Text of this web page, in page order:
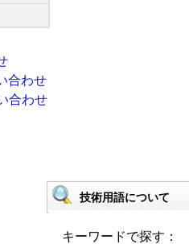
技術用語について
キーワードで探す：